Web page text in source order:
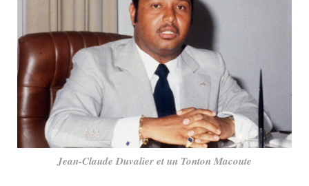
Jean-Claude Duvalier et un Tonton Macoute